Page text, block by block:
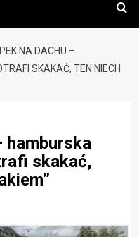
NA DACHU –
SKAKAĆ, TEN NIECH
hamburska
skakać,